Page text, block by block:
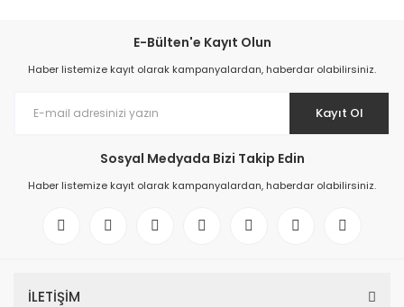
E-Bülten'e Kayıt Olun
Haber listemize kayıt olarak kampanyalardan, haberdar olabilirsiniz.
Kayıt Ol
Sosyal Medyada Bizi Takip Edin
Haber listemize kayıt olarak kampanyalardan, haberdar olabilirsiniz.
İLETİŞİM